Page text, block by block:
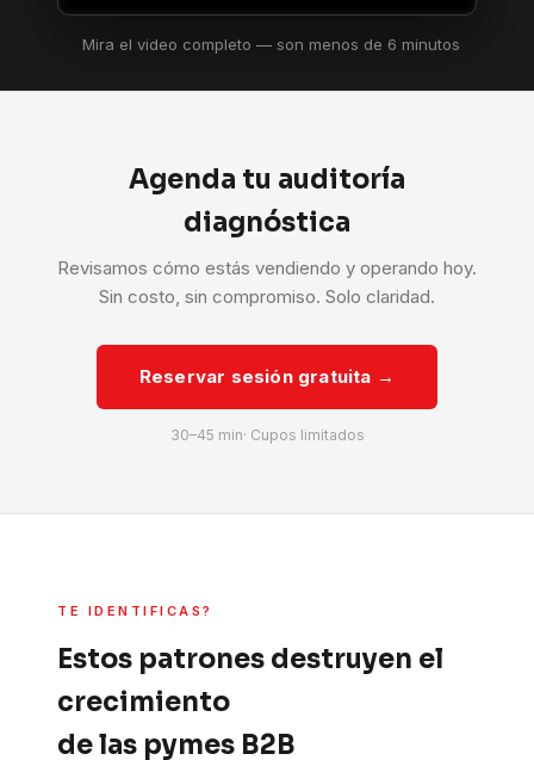
Mira el video completo — son menos de 6 minutos
Agenda tu auditoría
diagnóstica
Revisamos cómo estás vendiendo y operando hoy.
Sin costo, sin compromiso. Solo claridad.
Reservar sesión gratuita →
30–45 min· Cupos limitados
TE IDENTIFICAS?
Estos patrones destruyen el
crecimiento
de las pymes B2B